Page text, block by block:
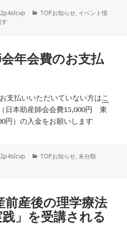
カ
TOPお知らせ, イベント情
い場合 に
年会費のお支払
支払いいただいていない方はこ
日本助産師会会費15,000円 東
円）の入金をお願いします
カ
TOPお知らせ,未分類
払いについて に
前産後の理学療法
」を受講される